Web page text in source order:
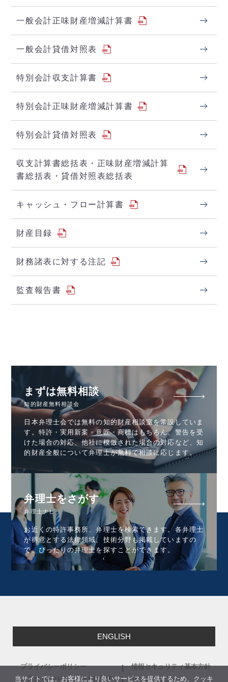
一般会計正味財産増減計算書
一般会計貸借対照表
特別会計収支計算書
特別会計正味財産増減計算書
特別会計貸借対照表
収支計算書総括表・正味財産増減計算
書総括表・貸借対照表総括表
キャッシュ・フロー計算書
財産目録
財務諸表に対する注記
監査報告書
まずは無料相談
知的財産無料相談会
日本弁理士会では無料の知的財産相談室を常設していま
す。特許・実用新案・意匠・商標はもちろん、警告を受
けた場合の対応、他社に模倣された場合の対応など、知
的財産全般について弁理士が無料で相談に応じます。
弁理士をさがす
弁理士ナビ
お近くの特許事務所、弁理士を検索できます。各弁理士
が得意とする法律領域、技術分野も掲載していますの
で、ぴったりの弁理士を探すことができます。
ENGLISH
プライバシーポリシー
情報セキュリティ基本方針
カスタマーハラスメントに関す
リンクポリシー
当サイトでは、お客様により良いサービスを提供するため、クッキ